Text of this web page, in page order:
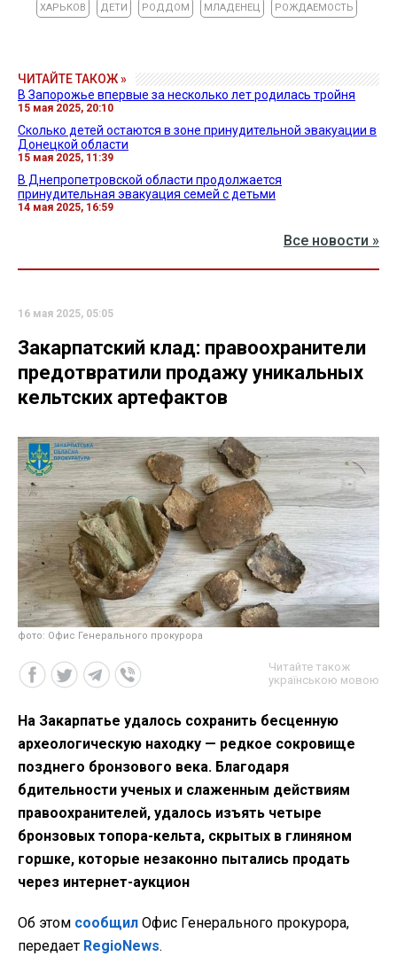
ХАРЬКОВ ДЕТИ РОДДОМ МЛАДЕНЕЦ РОЖДАЕМОСТЬ
ЧИТАЙТЕ ТАКОЖ »
В Запорожье впервые за несколько лет родилась тройня
15 мая 2025, 20:10
Сколько детей остаются в зоне принудительной эвакуации в
Донецкой области
15 мая 2025, 11:39
В Днепропетровской области продолжается
принудительная эвакуация семей с детьми
14 мая 2025, 16:59
Все новости »
16 мая 2025, 05:05
Закарпатский клад: правоохранители
предотвратили продажу уникальных
кельтских артефактов
фото: Офис Генерального прокурора
Читайте також
українською мовою
На Закарпатье удалось сохранить бесценную
археологическую находку — редкое сокровище
позднего бронзового века. Благодаря
бдительности ученых и слаженным действиям
правоохранителей, удалось изъять четыре
бронзовых топора-кельта, скрытых в глиняном
горшке, которые незаконно пытались продать
через интернет-аукцион
Об этом сообщил Офис Генерального прокурора,
передает RegioNews.